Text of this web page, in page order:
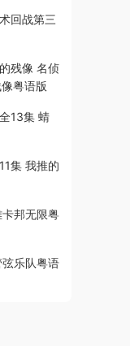
回战第三
残像 名侦
粤语版
13集 蜻
集 我推的
邦无限粤
乐队粤语